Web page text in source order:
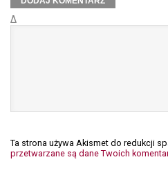
Δ
Ta strona używa Akismet do redukcji
przetwarzane są dane Twoich